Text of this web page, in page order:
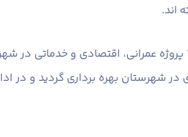
اند.
قاسمی خاطر نشان کرد: در هفته دولت ۴۳ پروژه عمرانی،
شهرستان بهره برداری گردید و در